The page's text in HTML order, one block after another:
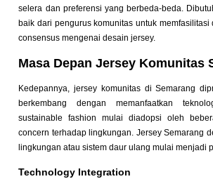
selera dan preferensi yang berbeda-beda.
baik dari pengurus komunitas untuk
consensus mengenai desain jersey.
Masa Depan Jersey Komunitas
Kedepannya, jersey komunitas di Semarang
berkembang dengan memanfaatkan
sustainable fashion mulai diadopsi oleh
concern terhadap lingkungan. Jersey Semarang
lingkungan atau sistem daur ulang mulai menjadi
Technology Integration